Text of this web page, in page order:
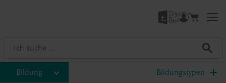
Bildung Bildungstypen